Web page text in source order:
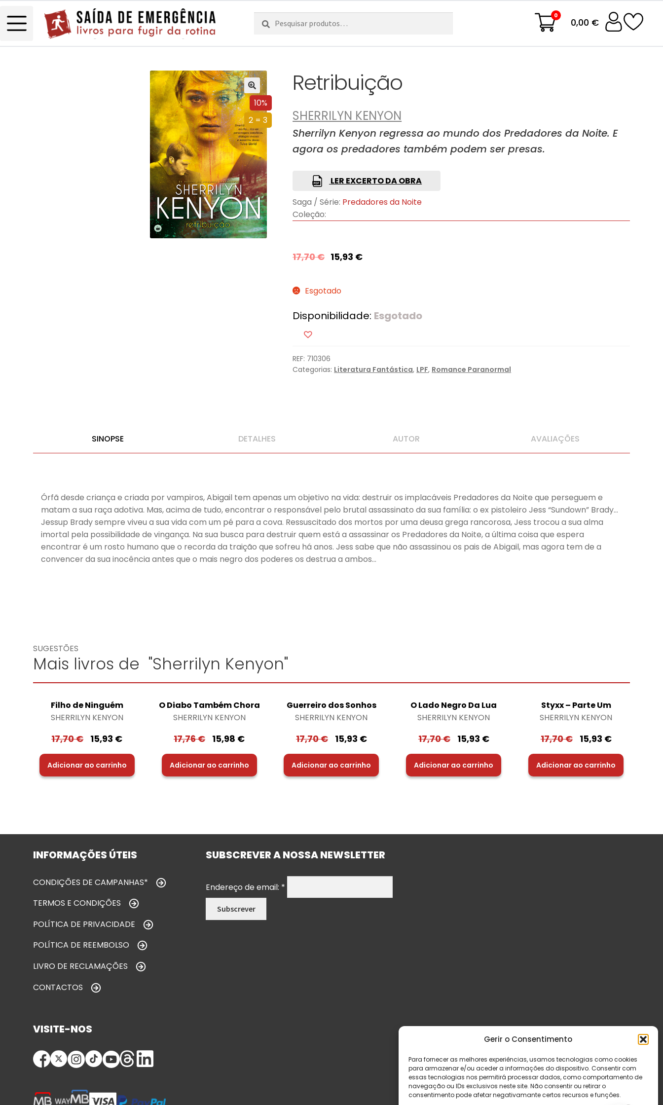
Gerir o Consentimento
Para fornecer as melhores experiências, usamos tecnologias como cookies
para armazenar e/ou aceder a informações do dispositivo. Consentir com
essas tecnologias nos permitirá processar dados, como comportamento de
navegação ou IDs exclusivos neste site. Não consentir ou retirar o
consentimento pode afetar negativamante certos recursos e funções.
Pesquisar
por:
Pesquisa 0
0,00 €
10%
2 = 3
Retribuição
SHERRILYN KENYON
Sherrilyn Kenyon regressa ao mundo dos Predadores da Noite. E
agora os predadores também podem ser presas.
LER EXCERTO DA OBRA
Saga / Série: Predadores da Noite
Coleção:
17,70€ 15,93 €
Esgotado
Disponibilidade: Esgotado
REF: 710306
Categorias: Literatura Fantástica, LPF, Romance Paranormal
SINOPSE DETALHES AUTOR AVALIAÇÕES
Órfã desde criança e criada por vampiros, Abigail tem apenas um objetivo na vida: destruir os implacáveis Predadores da Noite que perseguem e
matam a sua raça adotiva. Mas, acima de tudo, encontrar o responsável pelo brutal assassinato da sua família: o ex pistoleiro Jess “Sundown” Brady…
Jessup Brady sempre viveu a sua vida com um pé para a cova. Ressuscitado dos mortos por uma deusa grega rancorosa, Jess trocou a sua alma
imortal pela possibilidade de vingança. Na sua busca para destruir quem está a assassinar os Predadores da Noite, a última coisa que espera
encontrar é um rosto humano que o recorda da traição que sofreu há anos. Jess sabe que não assassinou os pais de Abigail, mas agora tem de a
convencer da sua inocência antes que o mais negro dos poderes os destrua a ambos…
SUGESTÕES
Mais livros de "Sherrilyn Kenyon"
Filho de Ninguém
SHERRILYN KENYON
17,70€ 15,93 €
Adicionar ao carrinho
O Diabo Também Chora
SHERRILYN KENYON
17,76€ 15,98 €
Adicionar ao carrinho
Guerreiro dos Sonhos
SHERRILYN KENYON
17,70€ 15,93 €
Adicionar ao carrinho
O Lado Negro Da Lua
SHERRILYN KENYON
17,70€ 15,93 €
Adicionar ao carrinho
Styxx – Parte Um
SHERRILYN KENYON
17,70€ 15,93 €
Adicionar ao carrinho
INFORMAÇÕES ÚTEIS
CONDIÇÕES DE CAMPANHAS*
TERMOS E CONDIÇÕES
POLÍTICA DE PRIVACIDADE
POLÍTICA DE REEMBOLSO
LIVRO DE RECLAMAÇÕES
CONTACTOS
SUBSCREVER A NOSSA NEWSLETTER
Endereço de email: *
VISITE-NOS